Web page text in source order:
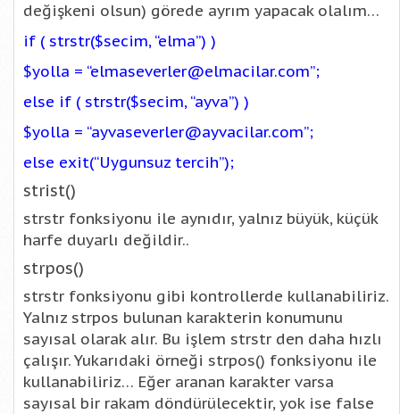
değişkeni olsun) görede ayrım yapacak olalım…
if ( strstr($secim, “elma”) )
$yolla = “elmaseverler@elmacilar.com”;
else if ( strstr($secim, “ayva”) )
$yolla = “ayvaseverler@ayvacilar.com”;
else exit(“Uygunsuz tercih”);
strist()
strstr fonksiyonu ile aynıdır, yalnız büyük, küçük
harfe duyarlı değildir..
strpos()
strstr fonksiyonu gibi kontrollerde kullanabiliriz.
Yalnız strpos bulunan karakterin konumunu
sayısal olarak alır. Bu işlem strstr den daha hızlı
çalışır. Yukarıdaki örneği strpos() fonksiyonu ile
kullanabiliriz… Eğer aranan karakter varsa
sayısal bir rakam döndürülecektir, yok ise false